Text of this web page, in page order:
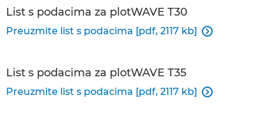
List s podacima za plotWAVE T30
Preuzmite list s podacima [pdf, 2117 kb] 
List s podacima za plotWAVE T35
Preuzmite list s podacima [pdf, 2117 kb] 